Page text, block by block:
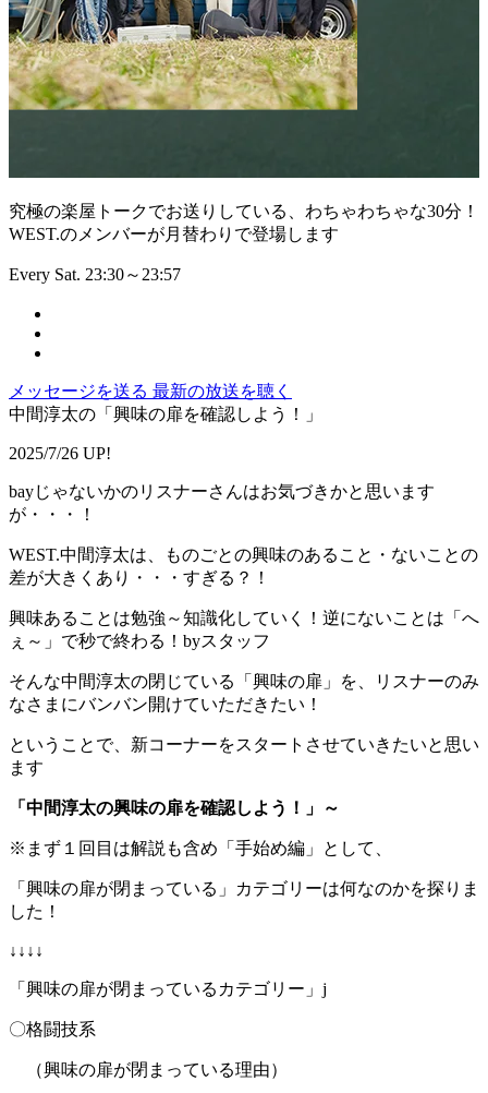
究極の楽屋トークでお送りしている、わちゃわちゃな30分！
WEST.のメンバーが月替わりで登場します
Every Sat. 23:30～23:57
メッセージを送る 最新の放送を聴く
中間淳太の「興味の扉を確認しよう！」
2025/7/26 UP!
bayじゃないかのリスナーさんはお気づきかと思います
が・・・！
WEST.中間淳太は、ものごとの興味のあること・ないことの
差が大きくあり・・・すぎる？！
興味あることは勉強～知識化していく！逆にないことは「へ
ぇ～」で秒で終わる！byスタッフ
そんな中間淳太の閉じている「興味の扉」を、リスナーのみ
なさまにバンバン開けていただきたい！
ということで、新コーナーをスタートさせていきたいと思い
ます
「中間淳太の興味の扉を確認しよう！」～
※まず１回目は解説も含め「手始め編」として、
「興味の扉が閉まっている」カテゴリーは何なのかを探りま
した！
↓↓↓↓
「興味の扉が閉まっているカテゴリー」j
〇格闘技系
（興味の扉が閉まっている理由）